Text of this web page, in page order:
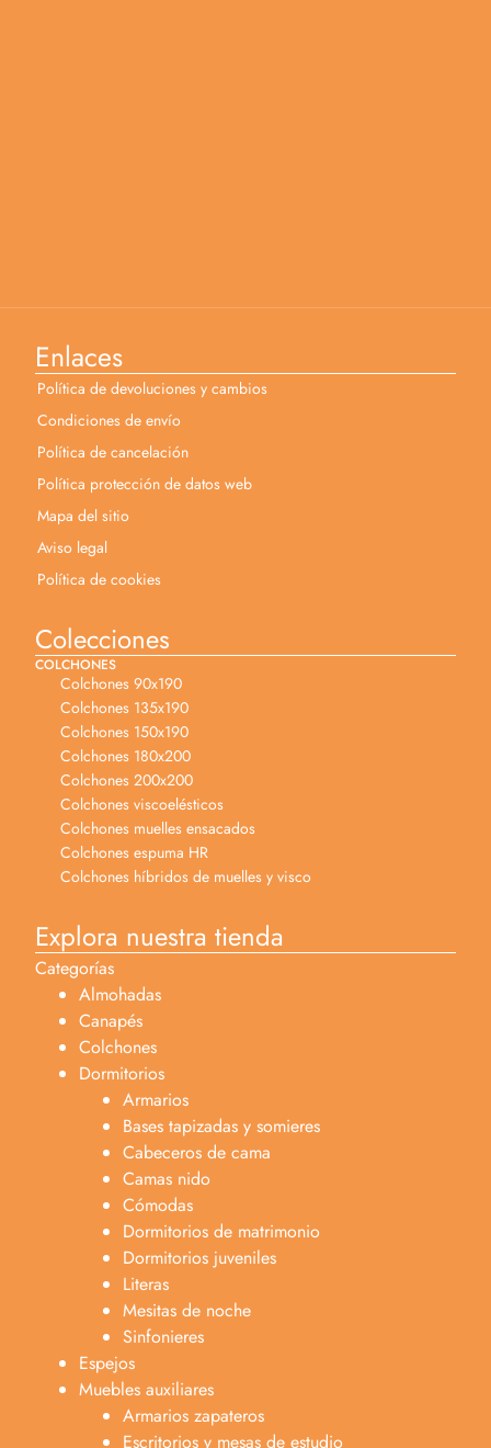
Enlaces
Política de devoluciones y cambios
Condiciones de envío
Política de cancelación
Política protección de datos web
Mapa del sitio
Aviso legal
Política de cookies
Colecciones
COLCHONES
Colchones 90x190
Colchones 135x190
Colchones 150x190
Colchones 180x200
Colchones 200x200
Colchones viscoelésticos
Colchones muelles ensacados
Colchones espuma HR
Colchones híbridos de muelles y visco
Explora nuestra tienda
Categorías
Almohadas
Canapés
Colchones
Dormitorios
Armarios
Bases tapizadas y somieres
Cabeceros de cama
Camas nido
Cómodas
Dormitorios de matrimonio
Dormitorios juveniles
Literas
Mesitas de noche
Sinfonieres
Espejos
Muebles auxiliares
Armarios zapateros
Escritorios y mesas de estudio